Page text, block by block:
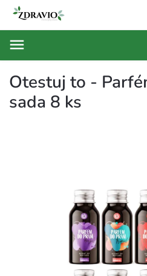
Otestuj to -
sada 8 ks